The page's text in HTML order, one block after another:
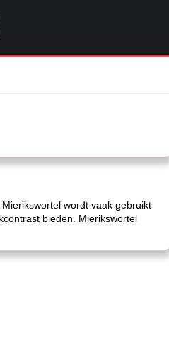
wordt vaak gebruikt
bieden. Mierikswortel